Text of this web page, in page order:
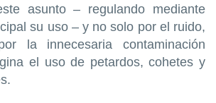
asunto – regulando mediante
su uso – y no solo por el ruido,
la innecesaria contaminación
el uso de petardos, cohetes y